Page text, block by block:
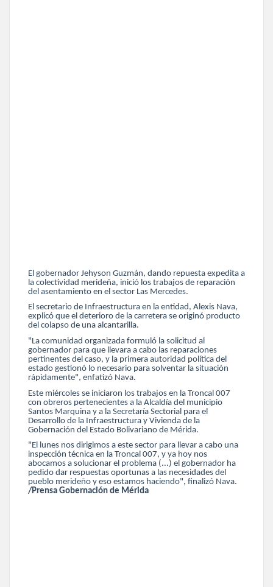
El gobernador Jehyson Guzmán, dando repuesta expedita a
la colectividad merideña, inició los trabajos de reparación
del asentamiento en el sector Las Mercedes.
El secretario de Infraestructura en la entidad, Alexis Nava,
explicó que el deterioro de la carretera se originó producto
del colapso de una alcantarilla.
"La comunidad organizada formuló la solicitud al
gobernador para que llevara a cabo las reparaciones
pertinentes del caso, y la primera autoridad política del
estado gestionó lo necesario para solventar la situación
rápidamente", enfatizó Nava.
Este miércoles se iniciaron los trabajos en la Troncal 007
con obreros pertenecientes a la Alcaldía del municipio
Santos Marquina y a la Secretaría Sectorial para el
Desarrollo de la Infraestructura y Vivienda de la
Gobernación del Estado Bolivariano de Mérida.
"El lunes nos dirigimos a este sector para llevar a cabo una
inspección técnica en la Troncal 007, y ya hoy nos
abocamos a solucionar el problema (...) el gobernador ha
pedido dar respuestas oportunas a las necesidades del
pueblo merideño y eso estamos haciendo", finalizó Nava.
/Prensa Gobernación de Mérida